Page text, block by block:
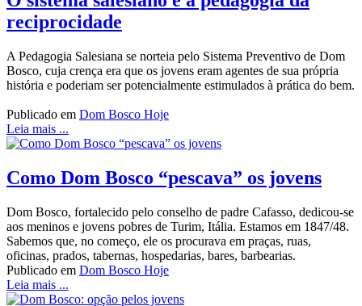
reciprocidade
A Pedagogia Salesiana se norteia pelo Sistema Preventivo de Dom
Bosco, cuja crença era que os jovens eram agentes de sua própria
história e poderiam ser potencialmente estimulados à prática do bem.
Publicado em Dom Bosco Hoje
Leia mais ...
Como Dom Bosco “pescava” os jovens
Dom Bosco, fortalecido pelo conselho de padre Cafasso, dedicou-se
aos meninos e jovens pobres de Turim, Itália. Estamos em 1847/48.
Sabemos que, no começo, ele os procurava em praças, ruas,
oficinas, prados, tabernas, hospedarias, bares, barbearias.
Publicado em Dom Bosco Hoje
Leia mais ...